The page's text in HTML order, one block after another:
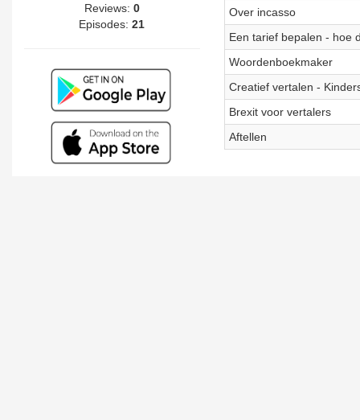
Reviews: 0
Episodes:21
Over incasso
Een tarief bepalen - hoe
Woordenboekmaker
Creatief vertalen -
Brexit voor vertalers
Aftellen